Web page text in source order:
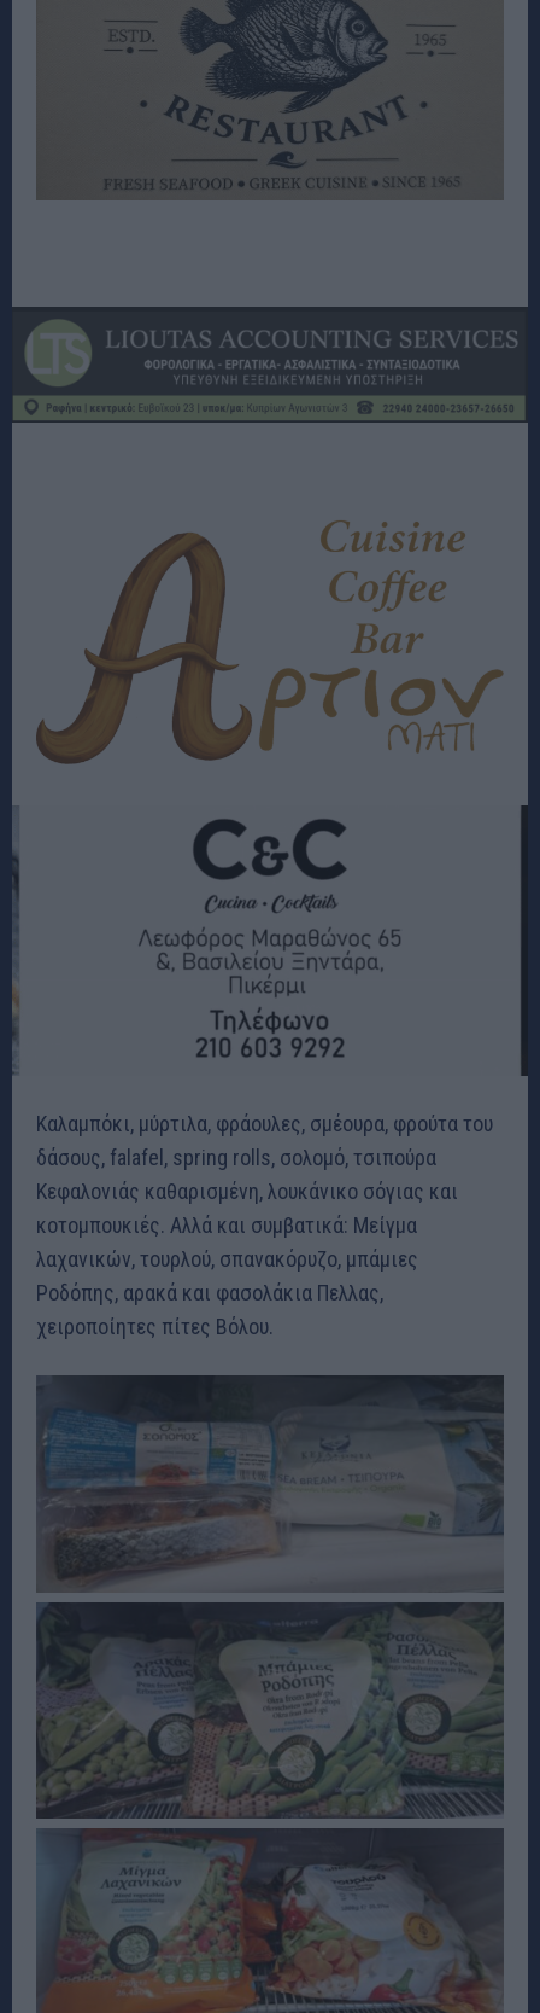
Καλαμπόκι, μύρτιλα, φράουλες, σμέουρα, φρούτα του
δάσους, falafel, spring rolls, σολομό, τσιπούρα
Κεφαλονιάς καθαρισμένη, λουκάνικο σόγιας και
κοτομπουκιές. Αλλά και συμβατικά: Μείγμα
λαχανικών, τουρλού, σπανακόρυζο, μπάμιες
Ροδόπης, αρακά και φασολάκια Πελλας,
χειροποίητες πίτες Βόλου.